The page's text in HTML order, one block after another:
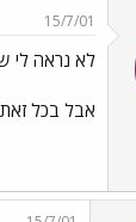
15/7/01
לא נראה לי
אבל בכל